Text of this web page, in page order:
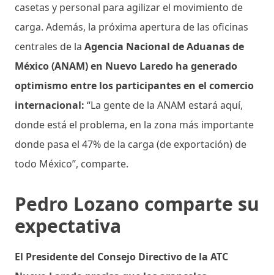
casetas y personal para agilizar el movimiento de
carga. Además, la próxima apertura de las oficinas
centrales de la Agencia Nacional de Aduanas de
México (ANAM) en Nuevo Laredo ha generado
optimismo entre los participantes en el comercio
internacional: “La gente de la ANAM estará aquí,
donde está el problema, en la zona más importante
donde pasa el 47% de la carga (de exportación) de
todo México”, comparte.
Pedro Lozano comparte su
expectativa
El Presidente del Consejo Directivo de la ATC